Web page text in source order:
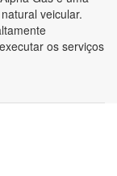
veicular.
os serviços